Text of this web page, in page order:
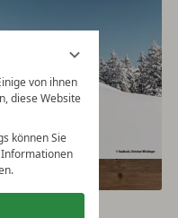
von ihnen
diese Website
können Sie